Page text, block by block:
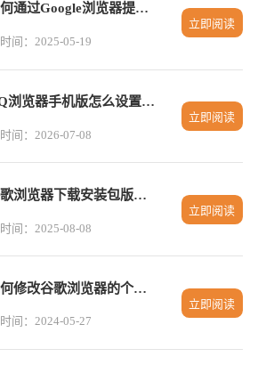
如何通过Google浏览器提高页面访问速度
时间：2025-05-19
立即阅读
QQ浏览器手机版怎么设置双击返回顶部看长文必备技巧
时间：2026-07-08
立即阅读
谷歌浏览器下载安装包版本更新日志解析
时间：2025-08-08
立即阅读
如何修改谷歌浏览器的个人头像
时间：2024-05-27
立即阅读